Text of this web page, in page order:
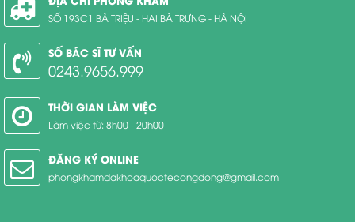
SỐ 193C1 BÀ TRIỆU - HAI BÀ TRƯNG - HÀ NỘI
SỐ BÁC SĨ TƯ VẤN
0243.9656.999
THỜI GIAN LÀM VIỆC
Làm việc từ: 8h00 - 20h00
ĐĂNG KÝ ONLINE
phongkhamdakhoaquoctecongdong@gmail.com